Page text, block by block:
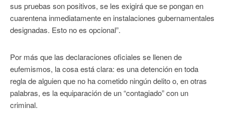
sus pruebas son positivos, se les exigirá que se pongan en
cuarentena inmediatamente en instalaciones gubernamentales
designadas. Esto no es opcional”.
Por más que las declaraciones oficiales se llenen de
eufemismos, la cosa está clara: es una detención en toda
regla de alguien que no ha cometido ningún delito o, en otras
palabras, es la equiparación de un “contagiado” con un
criminal.